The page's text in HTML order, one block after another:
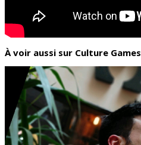
À voir aussi sur Culture Games